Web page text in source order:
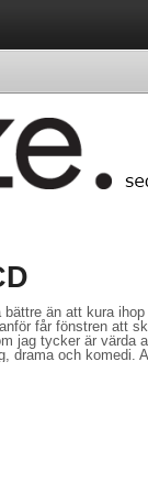
än att kura
får fönstren att
jag tycker är värda
drama och komedi.